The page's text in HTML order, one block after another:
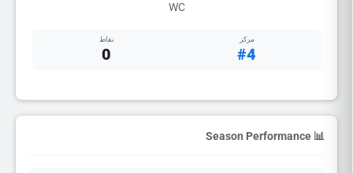
WC
مركز
#4
نقاط
0
📊 Season Performance